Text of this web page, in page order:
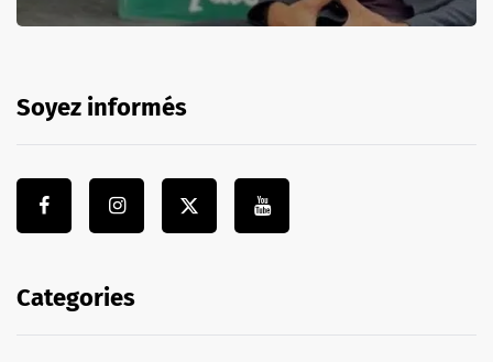
Soyez informés
Categories